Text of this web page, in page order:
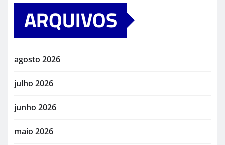
ARQUIVOS
agosto 2026
julho 2026
junho 2026
maio 2026